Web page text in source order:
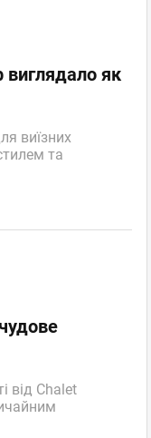
виглядало як
виїзних
та
від Chalet